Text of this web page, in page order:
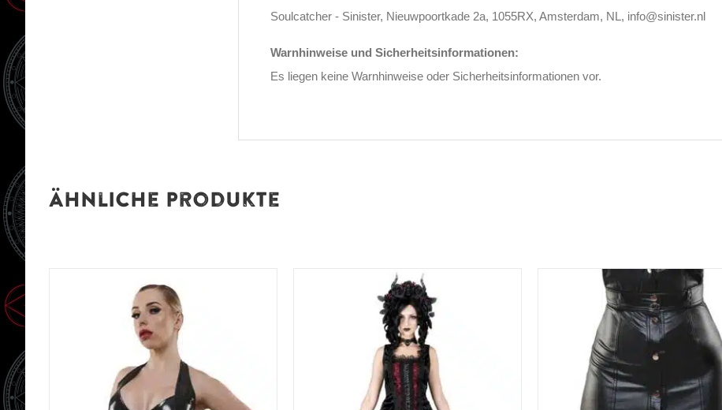
Soulcatcher - Sinister, Nieuwpoortkade 2a, 1055RX, Amsterdam, NL, info@sinister.nl
Warnhinweise und Sicherheitsinformationen:
Es liegen keine Warnhinweise oder Sicherheitsinformationen vor.
Ähnliche Produkte